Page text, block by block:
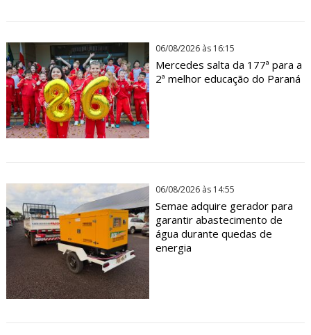
06/08/2026 às 16:15
Mercedes salta da 177ª para a
2ª melhor educação do Paraná
06/08/2026 às 14:55
Semae adquire gerador para
garantir abastecimento de
água durante quedas de
energia